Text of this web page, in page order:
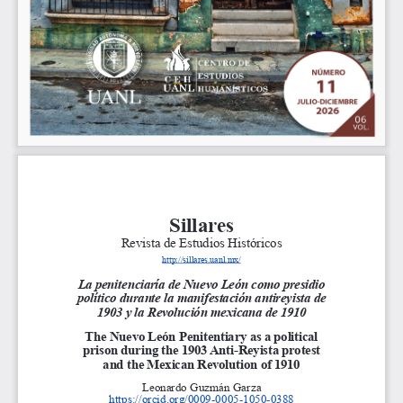
Sillares
Revista de Estudios Históricos
http://sillares.uanl.mx/
La penitenciaría de Nuevo León como presidio
político durante la manifestación antireyista de
1903 y la Revolución mexicana de 1910
The Nuevo León Penitentiary as a political
prison during the 1903 Anti-Reyista protest
and the Mexican Revolution of 1910
Leonardo Guzmán Garza
https://orcid.org/0009-0005-1050-0388